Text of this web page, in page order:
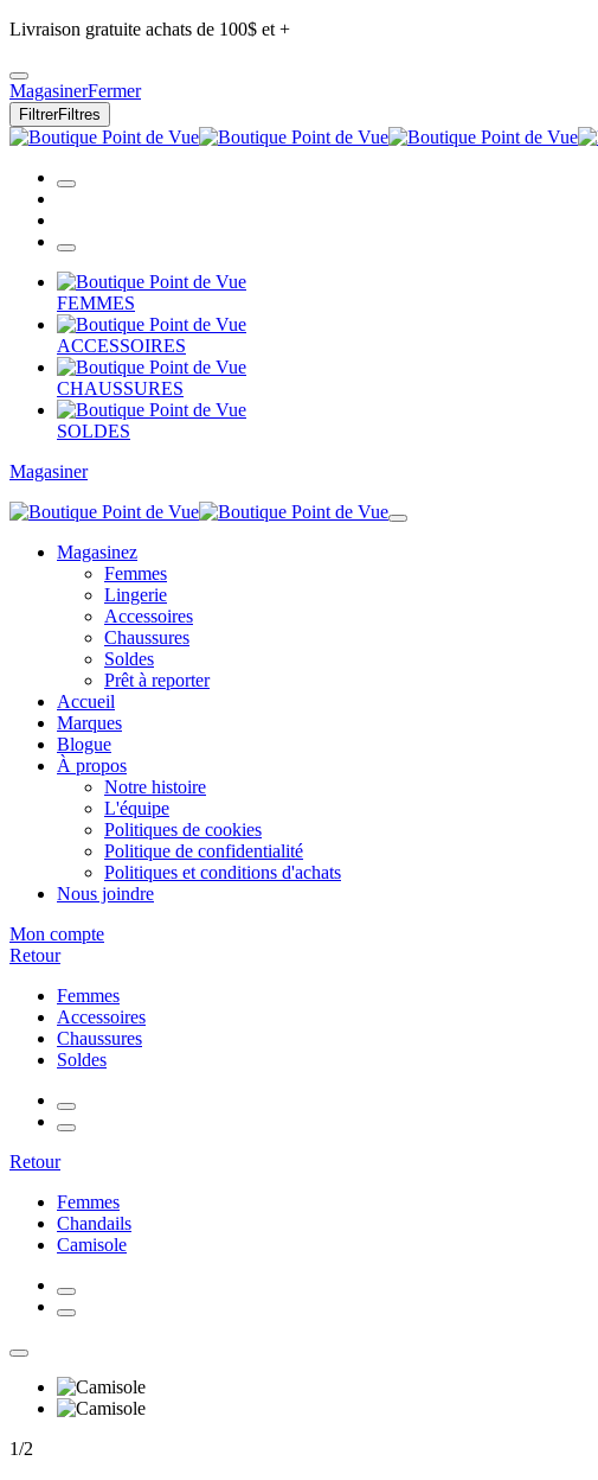
Livraison gratuite achats de 100$ et +
MagasinerFermer
FiltrerFiltres
FEMMES
ACCESSOIRES
CHAUSSURES
SOLDES
Magasiner
Magasinez
Femmes
Lingerie
Accessoires
Chaussures
Soldes
Prêt à reporter
Accueil
Marques
Blogue
À propos
Notre histoire
L'équipe
Politiques de cookies
Politique de confidentialité
Politiques et conditions d'achats
Nous joindre
Mon compte
Retour
Femmes
Accessoires
Chaussures
Soldes
Retour
Femmes
Chandails
Camisole
1/2